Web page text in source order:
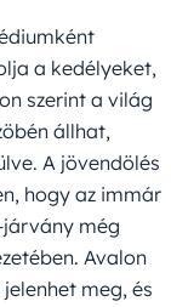
a kedélyeket,
szerint a világ
állhat,
A jövendölés
hogy az immár
még
Avalon
meg, és